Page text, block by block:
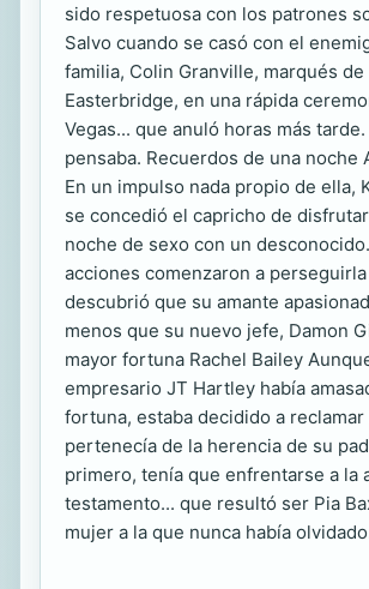
sido respetuosa con los patrones
Salvo cuando se casó con el
familia, Colin Granville, marqués de
Easterbridge, en una rápida
Vegas... que anuló horas más tarde.
pensaba. Recuerdos de una noche
En un impulso nada propio de ella,
se concedió el capricho de
noche de sexo con un
acciones comenzaron a
descubrió que su amante
menos que su nuevo jefe, Damon
mayor fortuna Rachel Bailey
empresario JT Hartley había
fortuna, estaba decidido a reclamar
pertenecía de la herencia de su
primero, tenía que enfrentarse a la
testamento... que resultó ser Pia
mujer a la que nunca había